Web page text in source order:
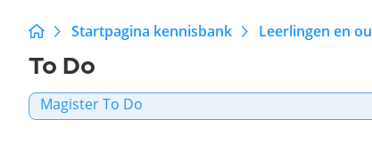
Startpagina kennisbank Leerlingen en
To Do
Magister To Do